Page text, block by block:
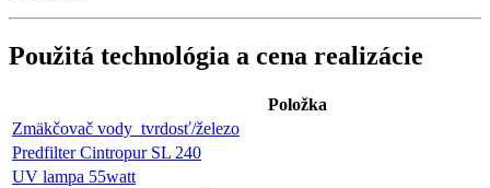
Použitá technológia a cena realizácie
Položka
Zmäkčovač vody tvrdosť/železo
Predfilter Cintropur SL 240
UV lampa 55watt